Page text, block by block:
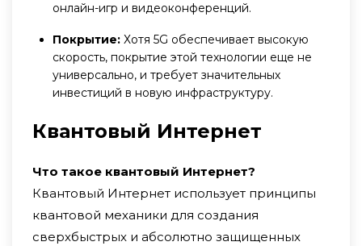
онлайн-игр и видеоконференций.
Покрытие: Хотя 5G обеспечивает высокую
скорость, покрытие этой технологии еще не
универсально, и требует значительных
инвестиций в новую инфраструктуру.
Квантовый Интернет
Что такое квантовый Интернет?
Квантовый Интернет использует принципы
квантовой механики для создания
сверхбыстрых и абсолютно защищенных